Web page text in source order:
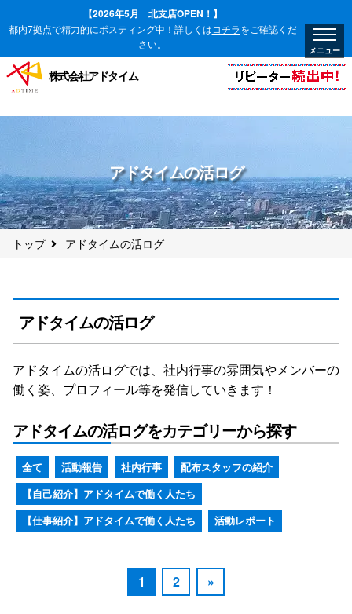
【2026年5月 北支店OPEN！】
都内7拠点で精力的にポスティング中！詳しくはコチラをご確認くだ
さい。
株式会社アドタイム
アドタイムの活ログ
トップ アドタイムの活ログ
アドタイムの活ログ
アドタイムの活ログでは、社内行事の雰囲気やメンバーの
働く姿、プロフィール等を発信していきます！
アドタイムの活ログをカテゴリーから探す
全て 活動報告 社内行事
配布スタッフの紹介
【自己紹介】アドタイムで働く人たち
【仕事紹介】アドタイムで働く人たち
活動レポート
1 2 »